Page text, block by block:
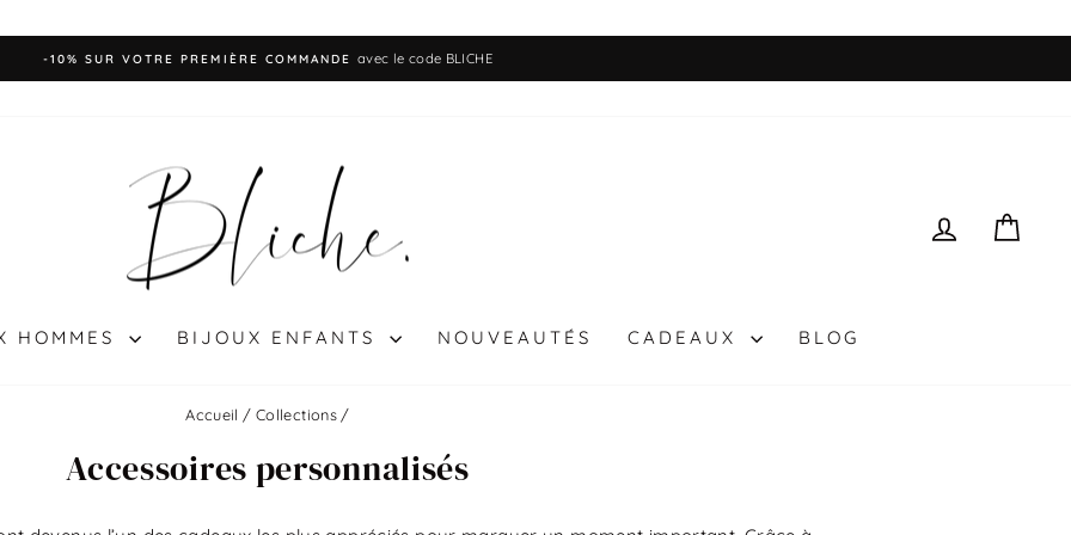
EXPÉDITION RAPIDE en 48 heures après votre commande
SE
HOMMES BIJOUX ENFANTS NOUVEAUTÉS CADEAUX BLOG
Accueil / Collections /
Accessoires personnalisés